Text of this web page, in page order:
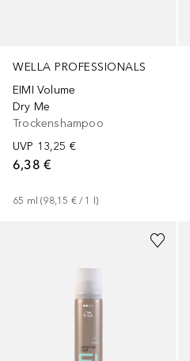
WELLA PROFESSIONALS
EIMI Volume
Dry Me
Trockenshampoo
UVP 13,25 €
6,38 €
65 ml (98,15 € / 1 l)
2Größen